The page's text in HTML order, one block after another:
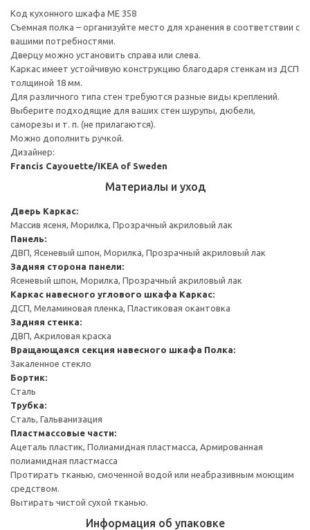
Код кухонного шкафа ME 358
Съемная полка – организуйте место для хранения в соответствии с
вашими потребностями.
Дверцу можно установить справа или слева.
Каркас имеет устойчивую конструкцию благодаря стенкам из ДСП
толщиной 18 мм.
Для различного типа стен требуются разные виды креплений.
Выберите подходящие для ваших стен шурупы, дюбели,
саморезы и т. п. (не прилагаются).
Можно дополнить ручкой.
Дизайнер:
Francis Cayouette/IKEA of Sweden
Материалы и уход
Дверь Каркас:
Массив ясеня, Морилка, Прозрачный акриловый лак
Панель:
ДВП, Ясеневый шпон, Морилка, Прозрачный акриловый лак
Задняя сторона панели:
Ясеневый шпон, Морилка, Прозрачный акриловый лак
Каркас навесного углового шкафа Каркас:
ДСП, Меламиновая пленка, Пластиковая окантовка
Задняя стенка:
ДВП, Акриловая краска
Вращающаяся секция навесного шкафа Полка:
Закаленное стекло
Бортик:
Сталь
Трубка:
Сталь, Гальванизация
Пластмассовые части:
Ацеталь пластик, Полиамидная пластмасса, Армированная
полиамидная пластмасса
Протирать тканью, смоченной водой или неабразивным моющим
средством.
Вытирать чистой сухой тканью.
Информация об упаковке